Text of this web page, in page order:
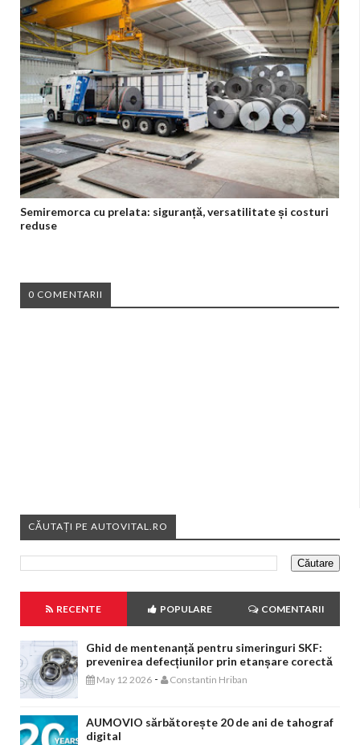
Semiremorca cu prelata: siguranță, versatilitate și costuri
reduse
0 COMENTARII
CĂUTAȚI PE AUTOVITAL.RO
RECENTE POPULARE COMENTARII
Ghid de mentenanță pentru simeringuri SKF:
prevenirea defecțiunilor prin etanșare corectă
May 12 2026 - Constantin Hriban
AUMOVIO sărbătorește 20 de ani de tahograf
digital